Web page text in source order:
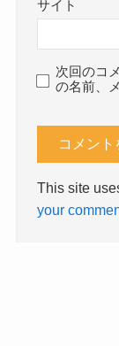
サイト
次回のコ
の名前、
This site
your